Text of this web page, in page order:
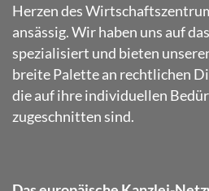
Herzen des
ansässig. Wir haben uns auf
spezialisiert und bieten
breite Palette an rechtlichen
die auf ihre individuellen
zugeschnitten sind.